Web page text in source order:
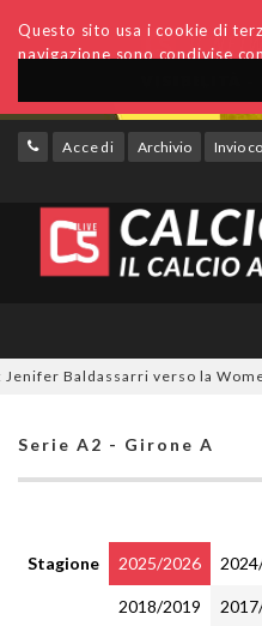
Questo sito usa i cookie di
navigazione sono condivise
Accedi Archivio Invio
Baldassarri verso la Women
Serie A2 - Girone A
Stagione 2025/2026
2018/2019